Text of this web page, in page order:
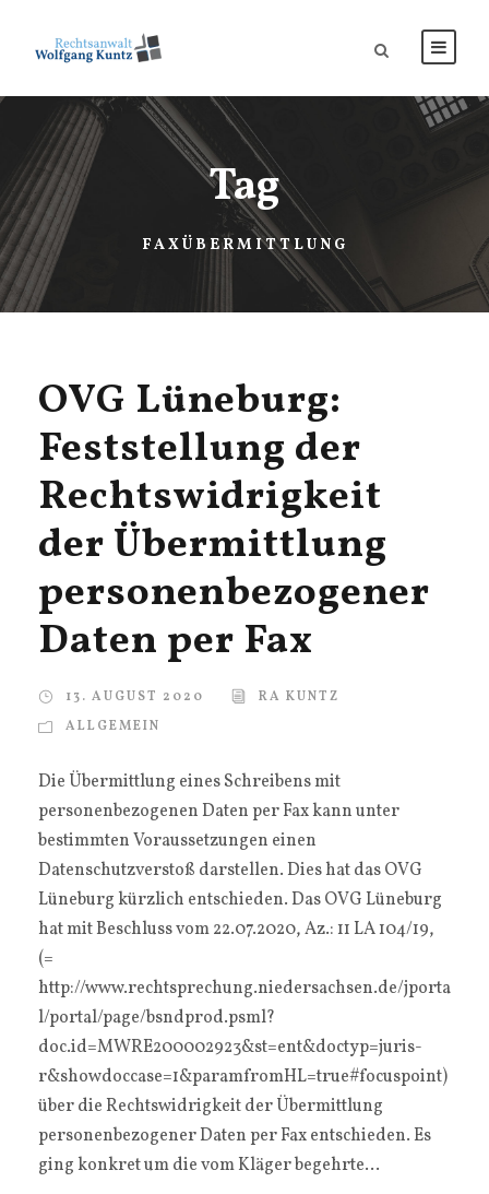
Tag
FAXÜBERMITTLUNG
OVG Lüneburg:
Feststellung der
Rechtswidrigkeit
der Übermittlung
personenbezogener
Daten per Fax
13. AUGUST 2020
RA KUNTZ
ALLGEMEIN
Die Übermittlung eines Schreibens mit
personenbezogenen Daten per Fax kann unter
bestimmten Voraussetzungen einen
Datenschutzverstoß darstellen. Dies hat das OVG
Lüneburg kürzlich entschieden. Das OVG Lüneburg
hat mit Beschluss vom 22.07.2020, Az.: 11 LA 104/19,
(=
http://www.rechtsprechung.niedersachsen.de/jporta
l/portal/page/bsndprod.psml?
doc.id=MWRE200002923&st=ent&doctyp=juris-
r&showdoccase=1&paramfromHL=true#focuspoint)
über die Rechtswidrigkeit der Übermittlung
personenbezogener Daten per Fax entschieden. Es
ging konkret um die vom Kläger begehrte...